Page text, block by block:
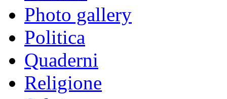
Photo gallery
Politica
Quaderni
Religione